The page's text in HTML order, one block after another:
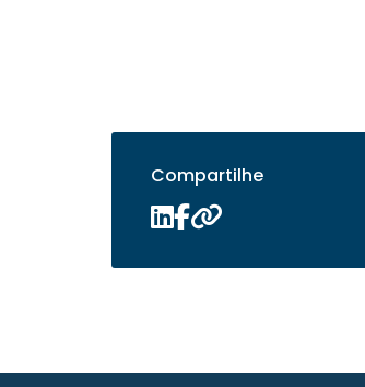
Compartilhe